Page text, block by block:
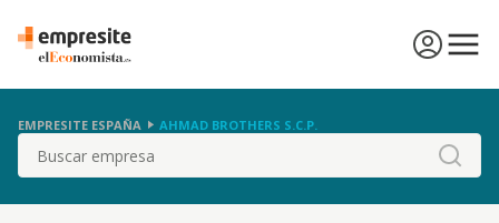
EMPRESITE ESPAÑA AHMAD BROTHERS S.C.P.
Buscar